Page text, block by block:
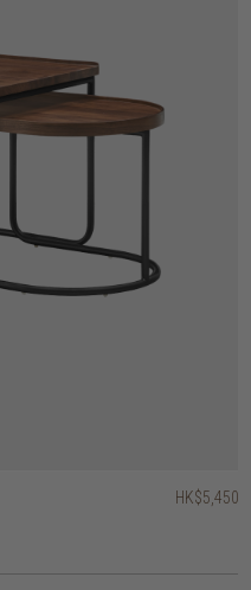
HK$5,450
HK$4,450
HK$2,650
HK$4,450
HK$1,950
HK$1,750
HK$4,450
HK$795
HK$1,750
HK$2,250